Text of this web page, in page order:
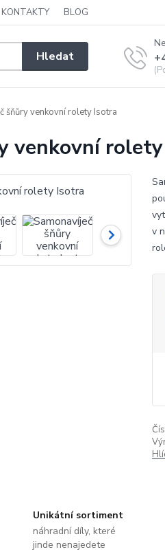
KONTAKTY BLOG
Hledat
šňůry venkovní rolety Isotra
venkovní
v
Unikátní sortiment
náhradní díly, které
jinde nenajedete